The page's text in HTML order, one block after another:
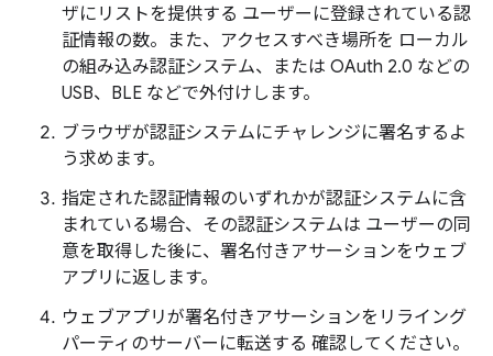
ザにリストを提供する ユーザーに登録されている認
証情報の数。また、アクセスすべき場所を ローカル
の組み込み認証システム、または OAuth 2.0 などの
USB、BLE などで外付けします。
ブラウザが認証システムにチャレンジに署名するよ
う求めます。
指定された認証情報のいずれかが認証システムに含
まれている場合、その認証システムは ユーザーの同
意を取得した後に、署名付きアサーションをウェブ
アプリに返します。
ウェブアプリが署名付きアサーションをリライング
パーティのサーバーに転送する 確認してください。